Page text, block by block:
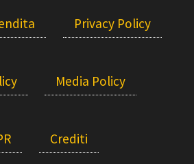
Privacy Policy
Media Policy
Crediti